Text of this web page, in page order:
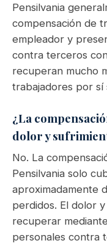
Pensilvania
compensación de
empleador y
contra terceros
recuperan mucho
trabajadores por sí
¿La
dolor y
No. La
Pensilvania solo
aproximadamente
perdidos. El dolor
recuperar
personales contra